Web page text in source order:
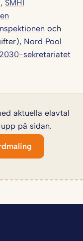
SMHI
och
Nord Pool
2030-sekretariatet
aktuella elavtal
på sidan.